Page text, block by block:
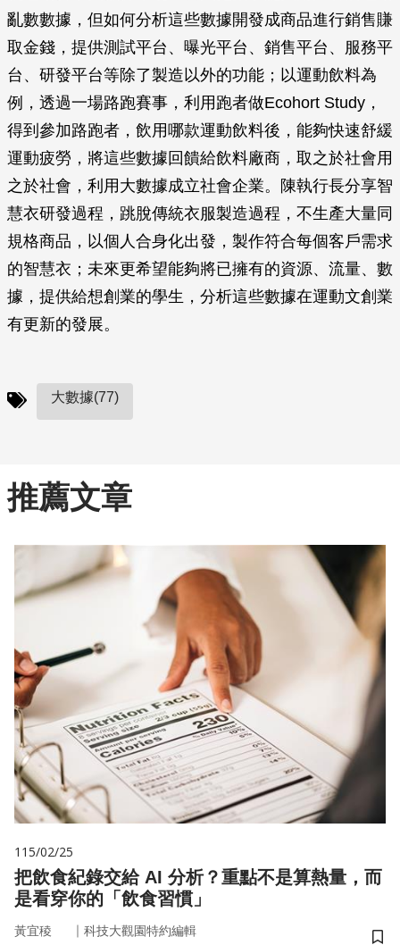
亂數數據，但如何分析這些數據開發成商品進行銷售賺
取金錢，提供測試平台、曝光平台、銷售平台、服務平
台、研發平台等除了製造以外的功能；以運動飲料為
例，透過一場路跑賽事，利用跑者做Ecohort Study，
得到參加路跑者，飲用哪款運動飲料後，能夠快速舒緩
運動疲勞，將這些數據回饋給飲料廠商，取之於社會用
之於社會，利用大數據成立社會企業。陳執行長分享智
慧衣研發過程，跳脫傳統衣服製造過程，不生產大量同
規格商品，以個人合身化出發，製作符合每個客戶需求
的智慧衣；未來更希望能夠將已擁有的資源、流量、數
據，提供給想創業的學生，分析這些數據在運動文創業
有更新的發展。
大數據(77)
推薦文章
115/02/25
把飲食紀錄交給 AI 分析？重點不是算熱量，而
是看穿你的「飲食習慣」
黃宜稜 ｜ 科技大觀園特約編輯